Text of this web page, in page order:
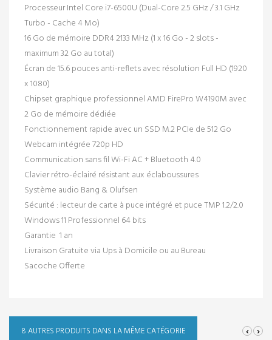
ProcesseurIntel Core i7-6500U (Dual-Core 2.5 GHz / 3.1 GHz
Turbo - Cache 4 Mo)
16 Go de mémoire DDR4 2133 MHz (1 x 16 Go - 2 slots -
maximum 32 Go au total)
Écran de 15.6 pouces anti-reflets avec résolution Full HD (1920
x 1080)
Chipset graphique professionnelAMD FirePro W4190M avec
2 Go de mémoire dédiée
Fonctionnement rapide avec un SSD M.2 PCIe de 512 Go
Webcam intégrée 720p HD
Communication sans filWi-Fi AC+Bluetooth 4.0
Clavier rétro-éclairé résistant aux éclaboussures
Système audio Bang & Olufsen
Sécurité : lecteur de carte à puce intégré et puce TMP 1.2/2.0
Windows 11 Professionnel 64 bits
Garantie 1 an
Livraison Gratuite via Ups à Domicile ou au Bureau
Sacoche Offerte
8 AUTRES PRODUITS DANS LA MÊME CATÉGORIE ‹ ›